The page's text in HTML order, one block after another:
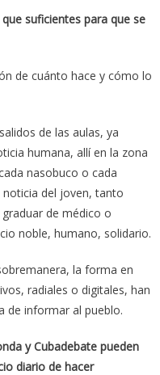
suficientes para que se
de cuánto hace y cómo lo
de las aulas, ya
humana, allí en la zona
nasobuco o cada
del joven, tanto
de médico o
noble, humano, solidario.
la forma en
radiales o digitales, han
de informar al pueblo.
y Cubadebate pueden
diario de hacer